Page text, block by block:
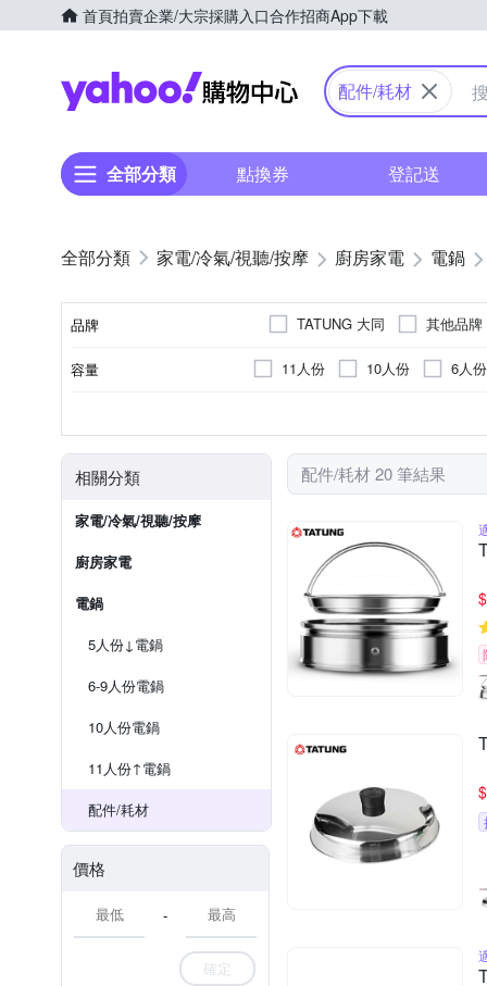
首頁拍賣企業/大宗採購入口合作招商App下載
Yahoo購物中心
配件/耗材
全部分類 點換券 登記送
家電/冷氣/視聽/按摩 廚房家電 電鍋
品牌 TATUNG 大同 其他品牌
容量 11人份 10人份 6人份
相關分類
家電/冷氣/視聽/按摩
廚房家電
電鍋
5人份↓電鍋
6-9人份電鍋
10人份電鍋
11人份↑電鍋
配件/耗材
價格
-
確定
配件/耗材 20 筆結果
$
$